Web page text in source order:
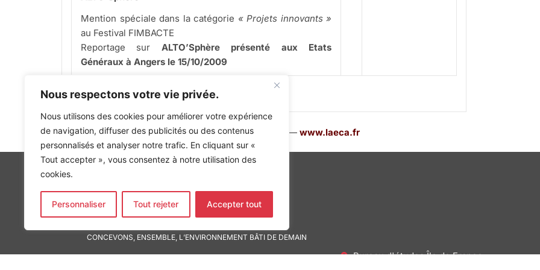
Nous respectons votre vie privée.
Nous utilisons des cookies pour améliorer votre expérience
de navigation, diffuser des publicités ou des contenus
personnalisés et analyser notre trafic. En cliquant sur «
Tout accepter », vous consentez à notre utilisation des
cookies.
Personnaliser Tout rejeter Accepter tout
Mention spéciale dans la catégorie « Projets innovants »
au Festival FIMBACTE
Reportage sur ALTO’Sphère présenté aux Etats
Généraux à Angers le 15/10/2009
www.alto-ingenierie.fr(c) Copyright Agence LAECA — www.laeca.fr
CONCEVONS, ENSEMBLE, L’ENVIRONNEMENT BÂTI DE DEMAIN
Bureau d'études Île de France